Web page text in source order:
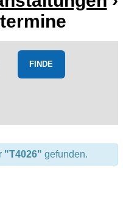
"T4026" gefunden.